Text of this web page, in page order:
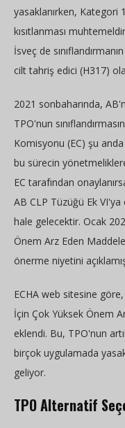
yasaklanırken, Kategori
kısıtlanması
İsveç de
cilt tahriş edici (H317)
2021 sonbaharında,
TPO'nun
Komisyonu (EC) şu anda
bu sürecin
EC tarafından
AB CLP Tüzüğü Ek VI'ya
hale gelecektir. Ocak
Önem Arz Eden
önerme niyetini
ECHA web sitesine
İçin Çok Yüksek Önem
eklendi. Bu, TPO'nun
birçok uygulamada
geliyor.
TPO Alternatif